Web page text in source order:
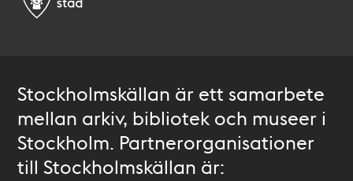
Stockholmskällan är ett samarbete
mellan arkiv, bibliotek och museer i
Stockholm. Partnerorganisationer
till Stockholmskällan är: